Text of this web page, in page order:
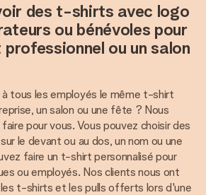
des t-shirts avec logo
ou bénévoles pour
professionnel ou un salon
tous les employés le même t-shirt
un salon ou une fête ? Nous
pour vous. Vous pouvez choisir des
le devant ou au dos, un nom ou une
faire un t-shirt personnalisé pour
ou employés. Nos clients nous ont
t-shirts et les pulls offerts lors d'une